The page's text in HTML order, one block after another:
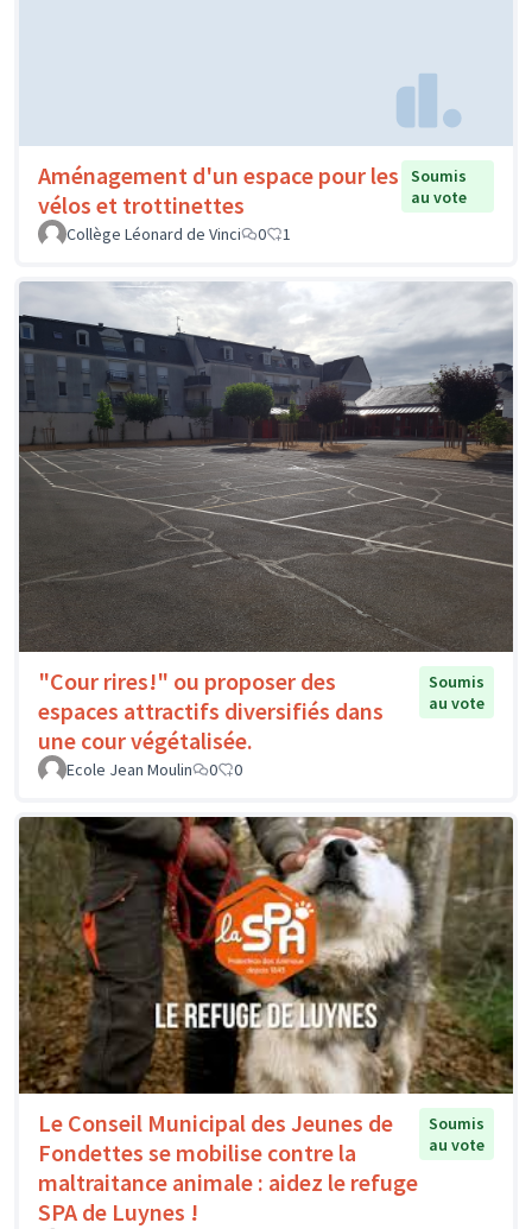
Aménagement d'un espace pour les
vélos et trottinettes
Soumis
au vote
Collège Léonard de Vinci
0 1
"Cour rires!" ou proposer des
espaces attractifs diversifiés dans
une cour végétalisée.
Soumis
au vote
Ecole Jean Moulin 0 0
Le Conseil Municipal des Jeunes de
Fondettes se mobilise contre la
maltraitance animale : aidez le refuge
SPA de Luynes !
Soumis
au vote